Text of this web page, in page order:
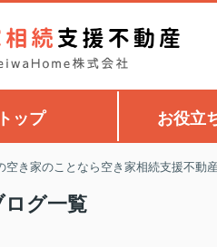
トップ お役立
空き家のことなら空き家相続支援不動
グ一覧